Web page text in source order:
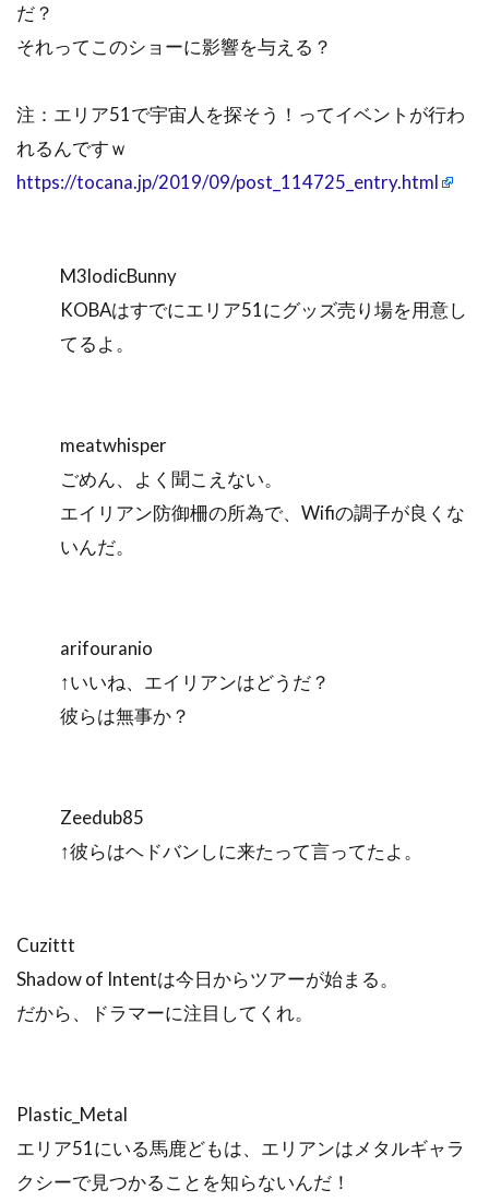
だ？
それってこのショーに影響を与える？
注：エリア51で宇宙人を探そう！ってイベントが行わ
れるんですｗ
https://tocana.jp/2019/09/post_114725_entry.html
M3lodicBunny
KOBAはすでにエリア51にグッズ売り場を用意し
てるよ。
meatwhisper
ごめん、よく聞こえない。
エイリアン防御柵の所為で、Wifiの調子が良くな
いんだ。
arifouranio
↑いいね、エイリアンはどうだ？
彼らは無事か？
Zeedub85
↑彼らはヘドバンしに来たって言ってたよ。
Cuzittt
Shadow of Intentは今日からツアーが始まる。
だから、ドラマーに注目してくれ。
Plastic_Metal
エリア51にいる馬鹿どもは、エリアンはメタルギャラ
クシーで見つかることを知らないんだ！